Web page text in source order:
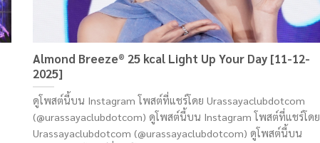
Almond Breeze® 25 kcal Light Up Your Day [11-12-
2025]
ดูโพสต์นี้บน Instagram โพสต์ที่แชร์โดย Urassayaclubdotcom
(@urassayaclubdotcom) ดูโพสต์นี้บน Instagram โพสต์ที่แชร์โดย
Urassayaclubdotcom (@urassayaclubdotcom) ดูโพสต์นี้บน